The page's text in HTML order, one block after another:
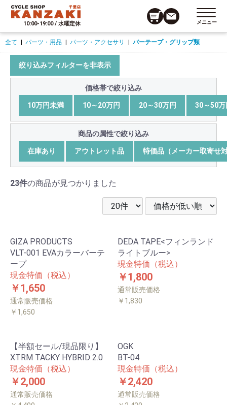
10:00-19:00 / 水曜定休 メニュー
全て パーツ・用品 パーツ・アクセサリ バーテープ・グリップ類
絞り込みフィルターを非表示
価格帯で絞り込み
10万円未満 10～20万円 20～30万円 30～50万
商品の属性で絞り込み
在庫あり アウトレット品 特価品（メーカー取寄せ
23件の商品が見つかりました
GIZA PRODUCTS
VLT-001 EVAカラーバーテ
ープ
現金特価（税込）
￥1,650
通常販売価格
￥1,650
DEDA TAPE<フィンランド
ライトブルー>
現金特価（税込）
￥1,800
通常販売価格
￥1,830
【半額セール/現品限り】
XTRM TACKY HYBRID 2.0
現金特価（税込）
￥2,000
通常販売価格
OGK
BT-04
現金特価（税込）
￥2,420
通常販売価格